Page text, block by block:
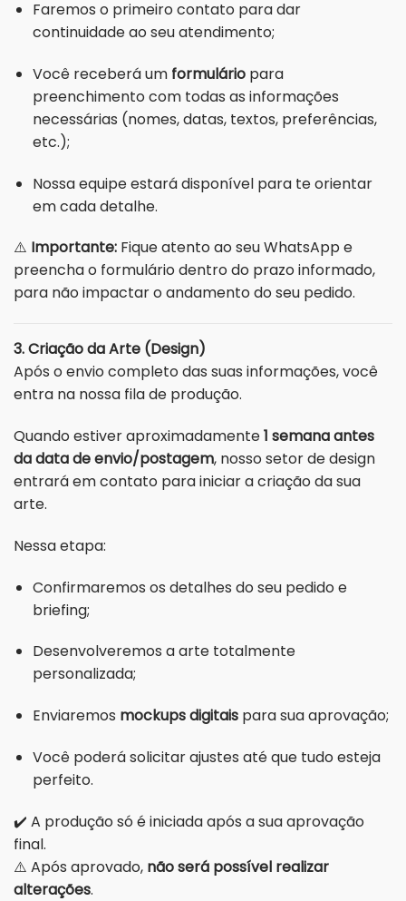
Faremos o primeiro contato para dar
continuidade ao seu atendimento;
Você receberá um formuláriopara
preenchimento com todas as informações
necessárias (nomes, datas, textos, preferências,
etc.);
Nossa equipe estará disponível para te orientar
em cada detalhe.
⚠️ Importante: Fique atento ao seu WhatsApp e
preencha o formulário dentro do prazo informado,
para não impactar o andamento do seu pedido.
3. Criação da Arte (Design)
Após o envio completo das suas informações, você
entra na nossa fila de produção.
Quando estiver aproximadamente1 semana antes
da data de envio/postagem, nosso setor de design
entrará em contato para iniciar a criação da sua
arte.
Nessa etapa:
Confirmaremos os detalhes do seu pedido e
briefing;
Desenvolveremos a arte totalmente
personalizada;
Enviaremos mockups digitaispara sua aprovação;
Você poderá solicitar ajustes até que tudo esteja
perfeito.
✔️ A produção só é iniciada após a sua aprovação
final.
⚠️ Após aprovado, não será possível realizar
alterações.